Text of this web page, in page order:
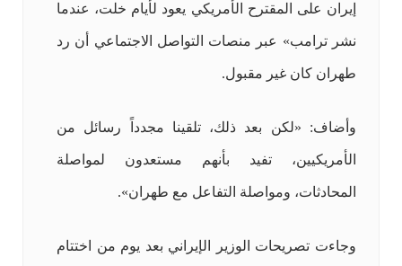
إيران على المقترح الأمريكي يعود لأيام خلت، عندما
نشر ترامب» عبر منصات التواصل الاجتماعي أن رد
طهران كان غير مقبول.
وأضاف: «لكن بعد ذلك، تلقينا مجدداً رسائل من
الأمريكيين، تفيد بأنهم مستعدون لمواصلة
المحادثات، ومواصلة التفاعل مع طهران».
وجاءت تصريحات الوزير الإيراني بعد يوم من اختتام